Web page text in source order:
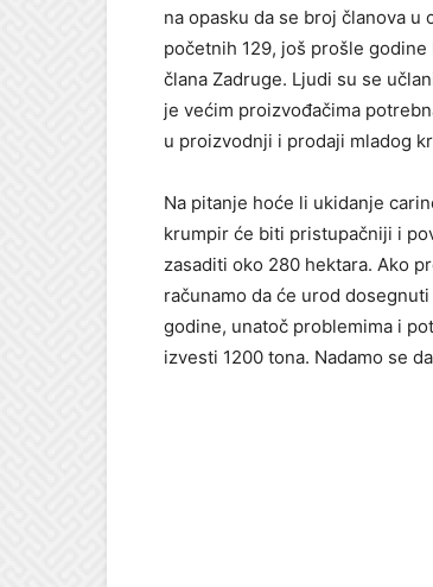
na opasku da se broj članova u
početnih 129, još prošle godine
člana Zadruge. Ljudi su se
je većim proizvođačima
u proizvodnji i prodaji mladog
Na pitanje hoće li ukidanje
krumpir će biti pristupačniji i
zasaditi oko 280 hektara. Ako
računamo da će urod
godine, unatoč problemima i
izvesti 1200 tona. Nadamo se